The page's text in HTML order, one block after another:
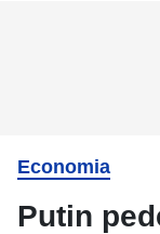
Economia
Putin